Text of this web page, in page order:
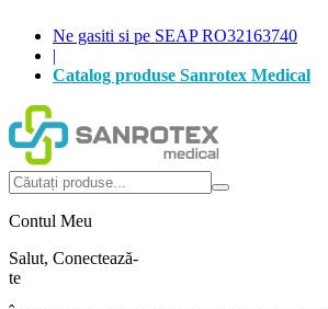
Ne gasiti si pe SEAP RO32163740
|
Catalog produse Sanrotex Medical